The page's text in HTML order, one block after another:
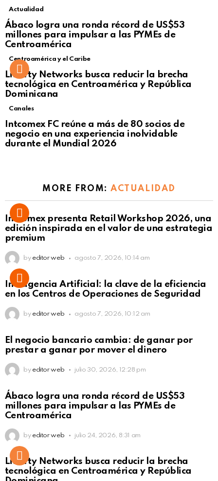
Not Safe For Work
Click to view this post
Actualidad
Ábaco logra una ronda récord de US$53
millones para impulsar a las PYMEs de
Centroamérica
Centroamérica y el Caribe
Liberty Networks busca reducir la brecha
tecnológica en Centroamérica y República
Dominicana
Canales
Intcomex FC reúne a más de 80 socios de
negocio en una experiencia inolvidable
durante el Mundial 2026
MORE FROM:ACTUALIDAD
Intcomex presenta Retail Workshop 2026, una
edición inspirada en el valor de una estrategia
premium
by editor web agosto 7, 2026, 10:14 am
Inteligencia Artificial: la clave de la eficiencia
en los Centros de Operaciones de Seguridad
by editor web agosto 7, 2026, 10:12 am
El negocio bancario cambia: de ganar por
prestar a ganar por mover el dinero
by editor web julio 30, 2026, 12:28 pm
Click to view this post
Ábaco logra una ronda récord de US$53
millones para impulsar a las PYMEs de
Centroamérica
by editor web julio 24, 2026, 8:31 am
Liberty Networks busca reducir la brecha
tecnológica en Centroamérica y República